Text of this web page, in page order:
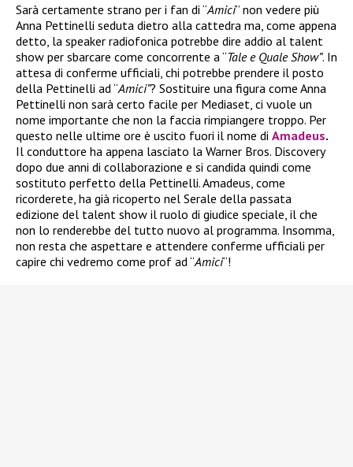
Sarà certamente strano per i fan di “Amici” non vedere più
Anna Pettinelli seduta dietro alla cattedra ma, come appena
detto, la speaker radiofonica potrebbe dire addio al talent
show per sbarcare come concorrente a “Tale e Quale Show”. In
attesa di conferme ufficiali, chi potrebbe prendere il posto
della Pettinelli ad “Amici”? Sostituire una figura come Anna
Pettinelli non sarà certo facile per Mediaset, ci vuole un
nome importante che non la faccia rimpiangere troppo. Per
questo nelle ultime ore è uscito fuori il nome di Amadeus.
Il conduttore ha appena lasciato la Warner Bros. Discovery
dopo due anni di collaborazione e si candida quindi come
sostituto perfetto della Pettinelli. Amadeus, come
ricorderete, ha già ricoperto nel Serale della passata
edizione del talent show il ruolo di giudice speciale, il che
non lo renderebbe del tutto nuovo al programma. Insomma,
non resta che aspettare e attendere conferme ufficiali per
capire chi vedremo come prof ad “Amici“!